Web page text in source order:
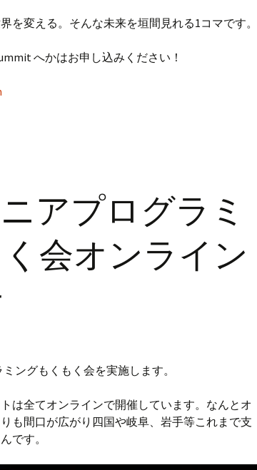
を変える。そんな未来を垣間見れる1コマです。
へかはお申し込みください！
アプログラミ
会オンライン
ングもくもく会を実施します。
は全てオンラインで開催しています。なんとオ
も間口が広がり四国や岐阜、岩手等これまで支
です。